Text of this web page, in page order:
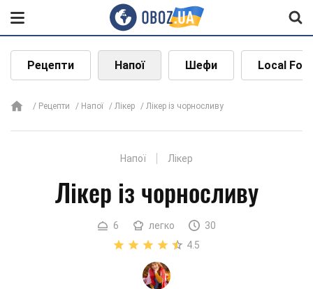
Рецепти Напої Шефи Local
Рецепти Напої Лікер Лікер із чорносливу
Напої Лікер
Лікер із чорносливу
6 легко
30
4.5